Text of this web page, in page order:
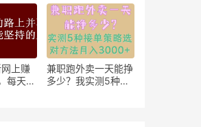
上赚
每天免
兼职跑外卖一天能挣
多少？我实测5种接